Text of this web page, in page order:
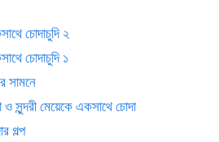
চোদাচুদি ২
চোদাচুদি ১
সামনে
মেয়েকে একসাথে চোদা
গল্প